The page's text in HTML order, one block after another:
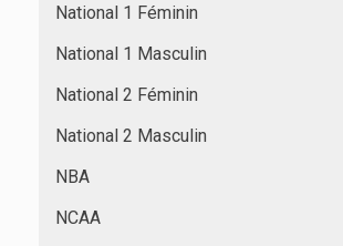
National 1 Féminin
National 1 Masculin
National 2 Féminin
National 2 Masculin
NBA
NCAA